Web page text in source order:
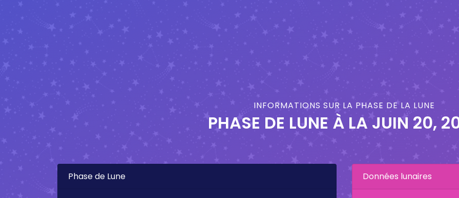
INFORMATIONS SUR LA PHASE DE LA LUNE
PHASE DE LUNE À LAJUIN 20,
Phase de Lune Données lunaires